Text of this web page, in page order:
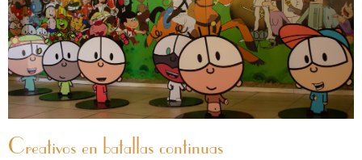
Creativos en batallas continuas